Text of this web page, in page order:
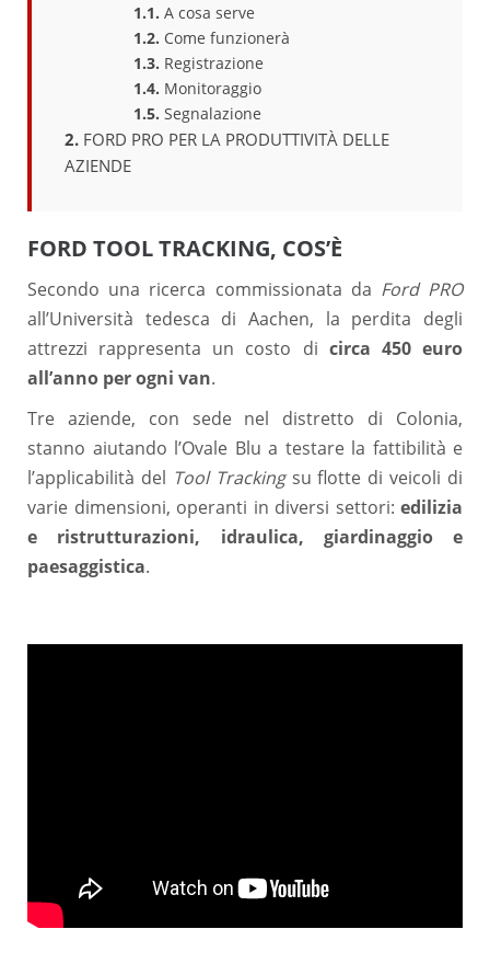
A cosa serve
Come funzionerà
Registrazione
Monitoraggio
Segnalazione
FORD PRO PER LA PRODUTTIVITÀ DELLE
AZIENDE
FORD TOOL TRACKING, COS’È
Secondo una ricerca commissionata da Ford PRO
all’Università tedesca di Aachen, la perdita degli
attrezzi rappresenta un costo di circa 450 euro
all’anno per ogni van.
Tre aziende, con sede nel distretto di Colonia,
stanno aiutando l’Ovale Blu a testare la fattibilità e
l’applicabilità del Tool Trackingsu flotte di veicoli di
varie dimensioni, operanti in diversi settori: edilizia
e ristrutturazioni, idraulica, giardinaggio e
paesaggistica.